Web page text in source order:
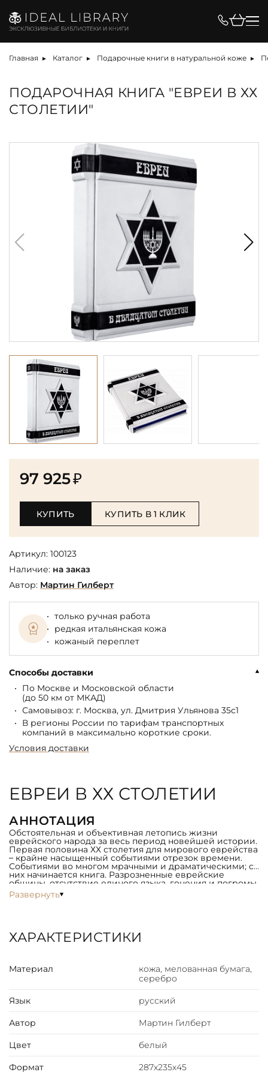
Главная Каталог Подарочные книги в натуральной коже
ПОДАРОЧНАЯ КНИГА "ЕВРЕИ В ХХ
СТОЛЕТИИ"
97 925₽
КУПИТЬ КУПИТЬ В 1 КЛИК
Артикул: 100123
Наличие: на заказ
Автор: Мартин Гилберт
только ручная работа
редкая итальянская кожа
кожаный переплет
Способы доставки
По Москве и Московской области
(до 50 км от МКАД)
Самовывоз: г. Москва, ул. Дмитрия Ульянова 35с1
В регионы России по тарифам транспортных
компаний в максимально короткие сроки.
Условия доставки
ЕВРЕИ В ХХ СТОЛЕТИИ
АННОТАЦИЯ
Обстоятельная и объективная летопись жизни
еврейского народа за весь период новейшей истории.
Первая половина ХХ столетия для мирового еврейства
– крайне насыщенный событиями отрезок времени.
Событиями во многом мрачными и драматическими; с
них начинается книга. Разрозненные еврейские
общины, отсутствие единого языка, гонения и погромы,
и, наконец, Холокост – всеобщая трагедия и
одновременно поворотный момент в еврейской
от размышлений к действиям, возрождение
государства Израиль, его молниеносное развитие и
мире.
В своей книге Мартин Гилберт живо, непринужденно,
и в то же время старательно и скрупулезно
внимание на значимых событиях и выдающихся
личностях. Его повествование дополняют свыше 400
уникальных фотографий, большинство из которых
нигде ранее не публиковались.
ОФОРМЛЕНИЕ
выполнен из комбинации натуральных кож (кожа «Luce
Развернуть
ХАРАКТЕРИСТИКИ
Материал
кожа, мелованная бумага,
серебро
Язык русский
Автор Мартин Гилберт
Цвет белый
Формат 287х235х45